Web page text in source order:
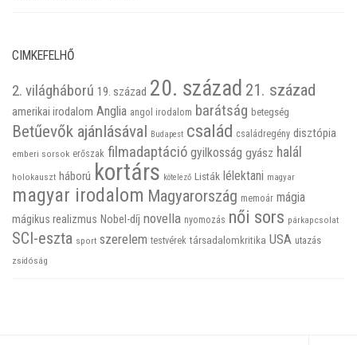
CIMKEFELHŐ
2. világháború 19. század 20. század 21. század
amerikai irodalom Anglia angol irodalom barátság betegség
Betűevők ajánlásával Budapest család családregény disztópia
emberi sorsok erőszak filmadaptáció gyilkosság gyász halál
holokauszt háború kortárs kötelező Listák lélektani magyar
magyar irodalom Magyarország memoár mágia
mágikus realizmus Nobel-díj novella nyomozás női sors párkapcsolat
SCI-eszta sport szerelem testvérek társadalomkritika USA utazás
zsidóság